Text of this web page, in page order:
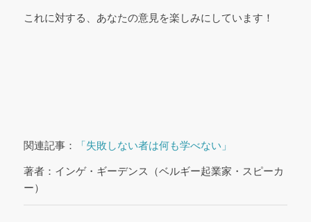
これに対する、あなたの意見を楽しみにしています！
関連記事： 「失敗しない者は何も学べない」
著者：インゲ・ギーデンス（ベルギー起業家・スピーカ
ー）